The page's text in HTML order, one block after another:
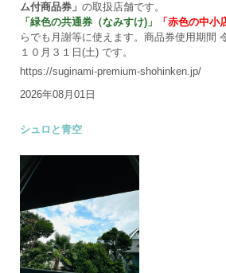
ム付商品券」 の取扱店舗です。
「緑色の共通券（なみすけ)」
「赤色の中小
らでも月謝等に使えます。商品券使用期間
１０月３１日(土) です。
https://suginami-premium-shohinken.jp/
2026年08月01日
シュロと青空